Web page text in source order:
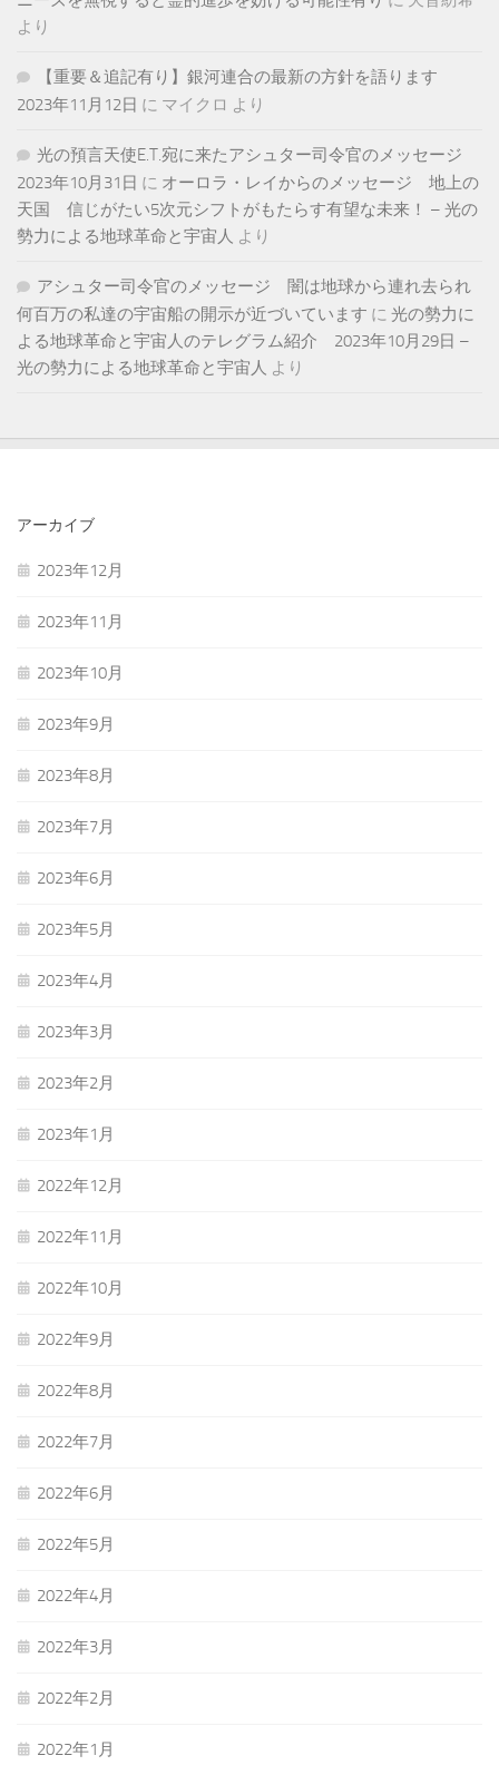
より
【重要＆追記有り】銀河連合の最新の方針を語ります
2023年11月12日 に マイクロ より
光の預言天使E.T.宛に来たアシュター司令官のメッセージ
2023年10月31日 に オーロラ・レイからのメッセージ 地上の
天国 信じがたい5次元シフトがもたらす有望な未来！ – 光の
勢力による地球革命と宇宙人 より
アシュター司令官のメッセージ 闇は地球から連れ去られ
何百万の私達の宇宙船の開示が近づいています に 光の勢力に
よる地球革命と宇宙人のテレグラム紹介 2023年10月29日 –
光の勢力による地球革命と宇宙人 より
アーカイブ
2023年12月
2023年11月
2023年10月
2023年9月
2023年8月
2023年7月
2023年6月
2023年5月
2023年4月
2023年3月
2023年2月
2023年1月
2022年12月
2022年11月
2022年10月
2022年9月
2022年8月
2022年7月
2022年6月
2022年5月
2022年4月
2022年3月
2022年2月
2022年1月